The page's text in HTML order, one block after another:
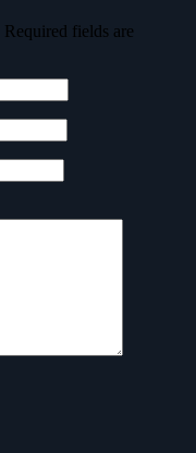
Required fields are